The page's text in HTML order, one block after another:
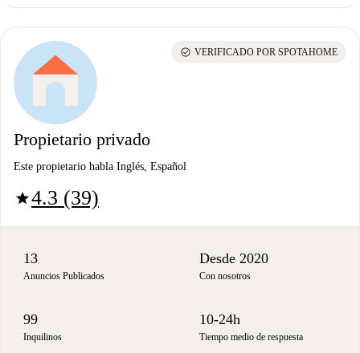
Propietario privado
Este propietario habla Inglés, Español
star4.3 (39)
check_circle VERIFICADO POR SPOTAHOME
13
Anuncios Publicados
Desde 2020
Con nosotros
99
Inquilinos
10-24h
Tiempo medio de respuesta